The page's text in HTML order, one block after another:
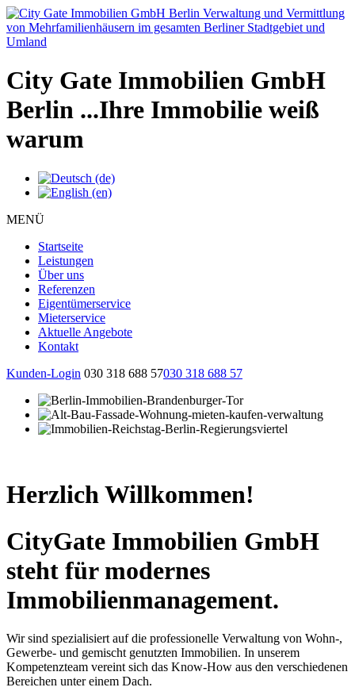
City Gate Immobilien GmbH
Berlin ...Ihre Immobilie weiß
warum
MENÜ
Startseite
Leistungen
Über uns
Referenzen
Eigentümerservice
Mieterservice
Aktuelle Angebote
Kontakt
Kunden-Login 030 318 688 57030 318 688 57
Herzlich Willkommen!
CityGate Immobilien GmbH
steht für modernes
Immobilienmanagement.
Wir sind spezialisiert auf die professionelle Verwaltung von Wohn-,
Gewerbe- und gemischt genutzten Immobilien. In unserem
Kompetenzteam vereint sich das Know-How aus den verschiedenen
Bereichen unter einem Dach.